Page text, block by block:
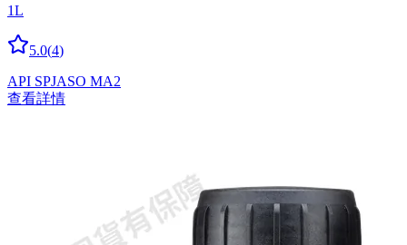
1L
5.0(4)
API SPJASO MA2
查看詳情